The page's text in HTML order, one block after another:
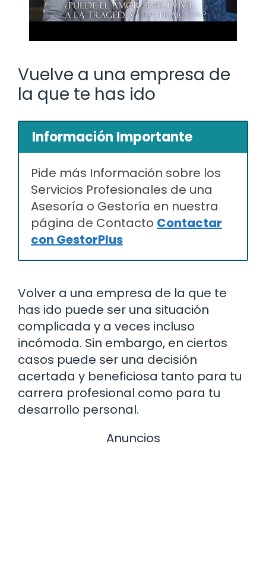
Vuelve a una empresa de
la que te has ido
Información Importante
Pide más Información sobre los
Servicios Profesionales de una
Asesoría o Gestoría en nuestra
página de Contacto Contactar
con GestorPlus
Volver a una empresa de la que te
has ido puede ser una situación
complicada y a veces incluso
incómoda. Sin embargo, en ciertos
casos puede ser una decisión
acertada y beneficiosa tanto para tu
carrera profesional como para tu
desarrollo personal.
Anuncios